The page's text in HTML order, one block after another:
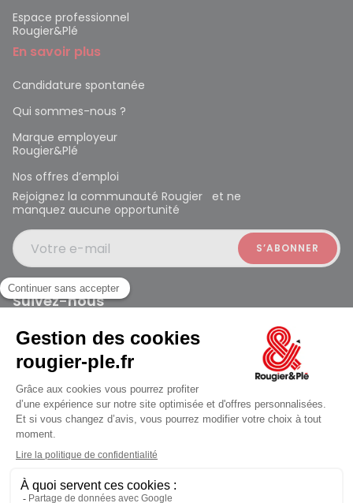
jusqu'au Lundi à 10:00
Espace professionnel
Rougier&Plé
En savoir plus
Candidature spontanée
Qui sommes-nous ?
Marque employeur
Rougier&Plé
Nos offres d’emploi
Rejoignez la communauté Rougier et ne
manquez aucune opportunité
Votre e-mail
Suivez-nous
Rougier et Plé 2024 Copyright
Mentions légales
Conditions générales des ventes